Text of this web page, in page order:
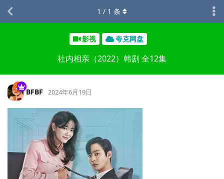
影视 夸克网盘
社内相亲（2022）韩剧 全12集
1 / 1 条
BFBF 2024年6月19日